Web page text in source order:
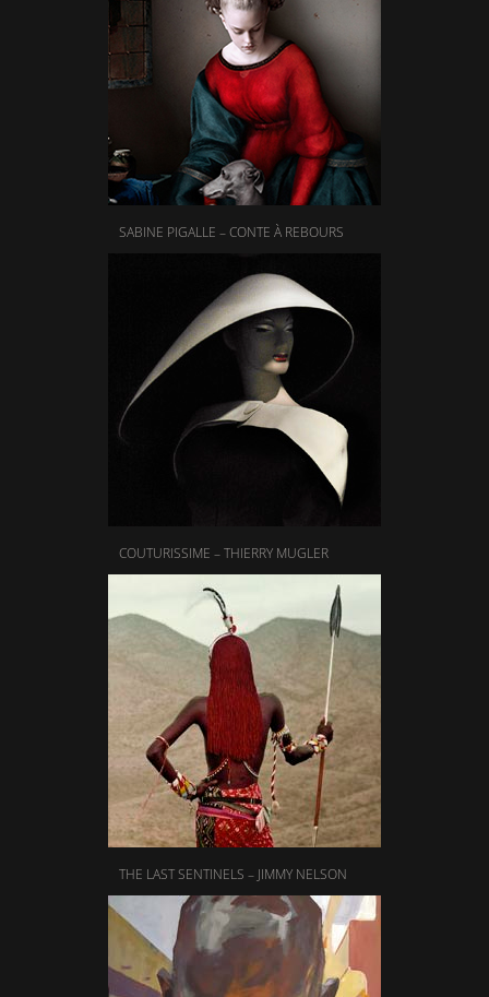
SABINE PIGALLE – CONTE À REBOURS
COUTURISSIME – THIERRY MUGLER
THE LAST SENTINELS – JIMMY NELSON